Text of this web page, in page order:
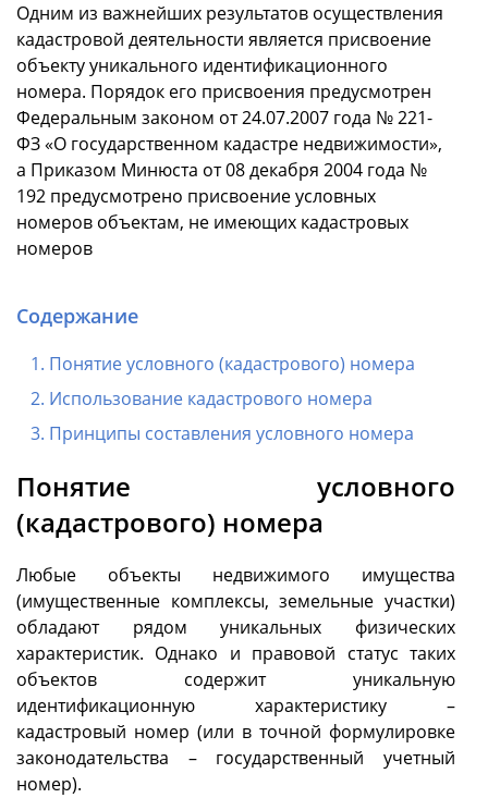
Одним из важнейших результатов осуществления
кадастровой деятельности является присвоение
объекту уникального идентификационного
номера. Порядок его присвоения предусмотрен
Федеральным законом от 24.07.2007 года № 221-
ФЗ «О государственном кадастре недвижимости»,
а Приказом Минюста от 08 декабря 2004 года №
192 предусмотрено присвоение условных
номеров объектам, не имеющих кадастровых
номеров
Содержание
Понятие условного (кадастрового) номера
Использование кадастрового номера
Принципы составления условного номера
Понятие условного
(кадастрового) номера
Любые объекты недвижимого имущества
(имущественные комплексы, земельные участки)
обладают рядом уникальных физических
характеристик. Однако и правовой статус таких
объектов содержит уникальную
идентификационную характеристику –
кадастровый номер (или в точной формулировке
законодательства – государственный учетный
номер).